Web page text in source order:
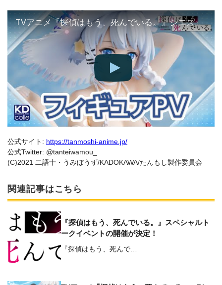
TVアニメ『探偵はもう、死んでいる。』シエスタ -水着ver.- 1/7スケールフィギュアPV
公式サイト: https://tanmoshi-anime.jp/
公式Twitter: @tanteiwamou_
(C)2021 二語十・うみぼうず/KADOKAWA/たんもし製作委員会
関連記事はこちら
『探偵はもう、死んでいる。』スペシャルト
ークイベントの開催が決定！
『探偵はもう、死んで…